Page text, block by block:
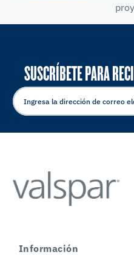
SUSCRÍBETE PARA
Información